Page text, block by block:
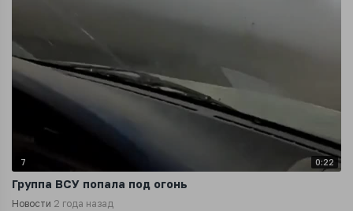
7 0:22
Группа ВСУ попала под огонь
Новости 2 года назад